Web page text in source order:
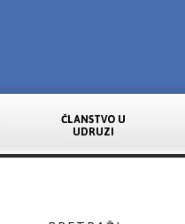
ČLANSTVO U
UDRUZI